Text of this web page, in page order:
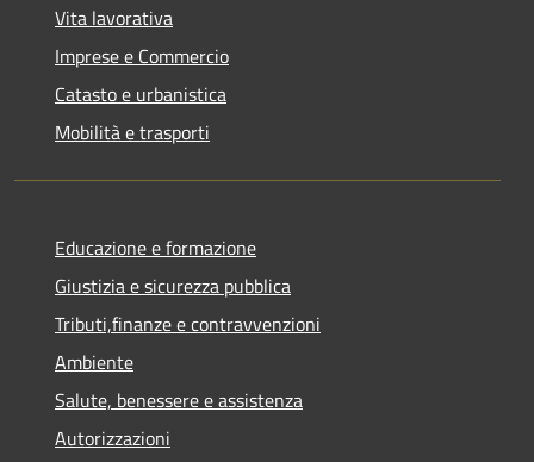
Vita lavorativa
Imprese e Commercio
Catasto e urbanistica
Mobilità e trasporti
Educazione e formazione
Giustizia e sicurezza pubblica
Tributi,finanze e contravvenzioni
Ambiente
Salute, benessere e assistenza
Autorizzazioni